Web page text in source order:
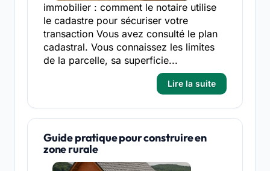
immobilier : comment le notaire utilise
le cadastre pour sécuriser votre
transaction Vous avez consulté le plan
cadastral. Vous connaissez les limites
de la parcelle, sa superficie...
Lire la suite
Guide pratique pour construire en
zone rurale